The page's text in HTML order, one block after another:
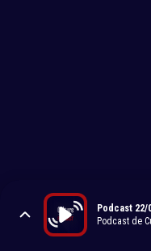
Podcast 22/
Podcast de